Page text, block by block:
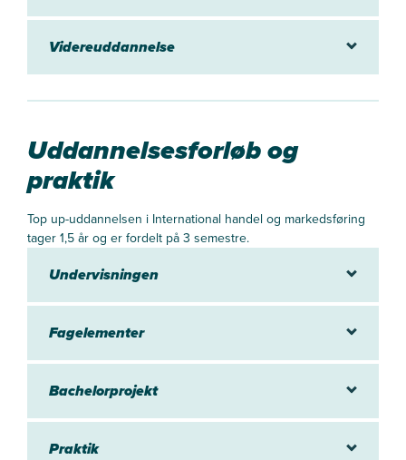
Videreuddannelse
Uddannelsesforløb og
praktik
Top up-uddannelsen i International handel og markedsføring
tager 1,5 år og er fordelt på 3 semestre.
Undervisningen
Fagelementer
Bachelorprojekt
Praktik